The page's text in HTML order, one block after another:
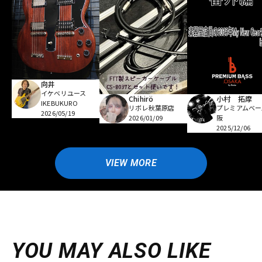
向井
イケベリユース
IKEBUKURO
2026/05/19
Chihirö
リボレ秋葉原店
2026/01/09
小村 拓摩
プレミアムベ
阪
2025/12/06
VIEW MORE
YOU MAY ALSO LIKE